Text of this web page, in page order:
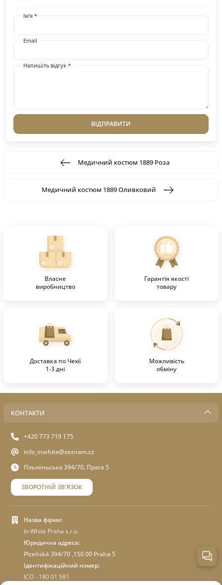
Ім'я *
Email
Напишіть відгук *
ВІДПРАВИТИ
Медичний костюм 1889 Роза
Медичний костюм 1889 Оливковий
Власне
виробництво
Гарантія якості
товару
Доставка по Чехії
1-3 дні
Можливість
обміну
КОНТАКТИ
+420 773 719 175
info_inwhite@seznam.cz
Пльзеньська 394/70, Прага 5
ЗВОРОТНІЙ ЗВ'ЯЗОК
Назва фірми:
In White Praha s.r.o.
Юридична адреса:
Plzeňská 394/70 ,150 00 Praha 5
Ідентифікаційний номер:
ICO - 180 01 581